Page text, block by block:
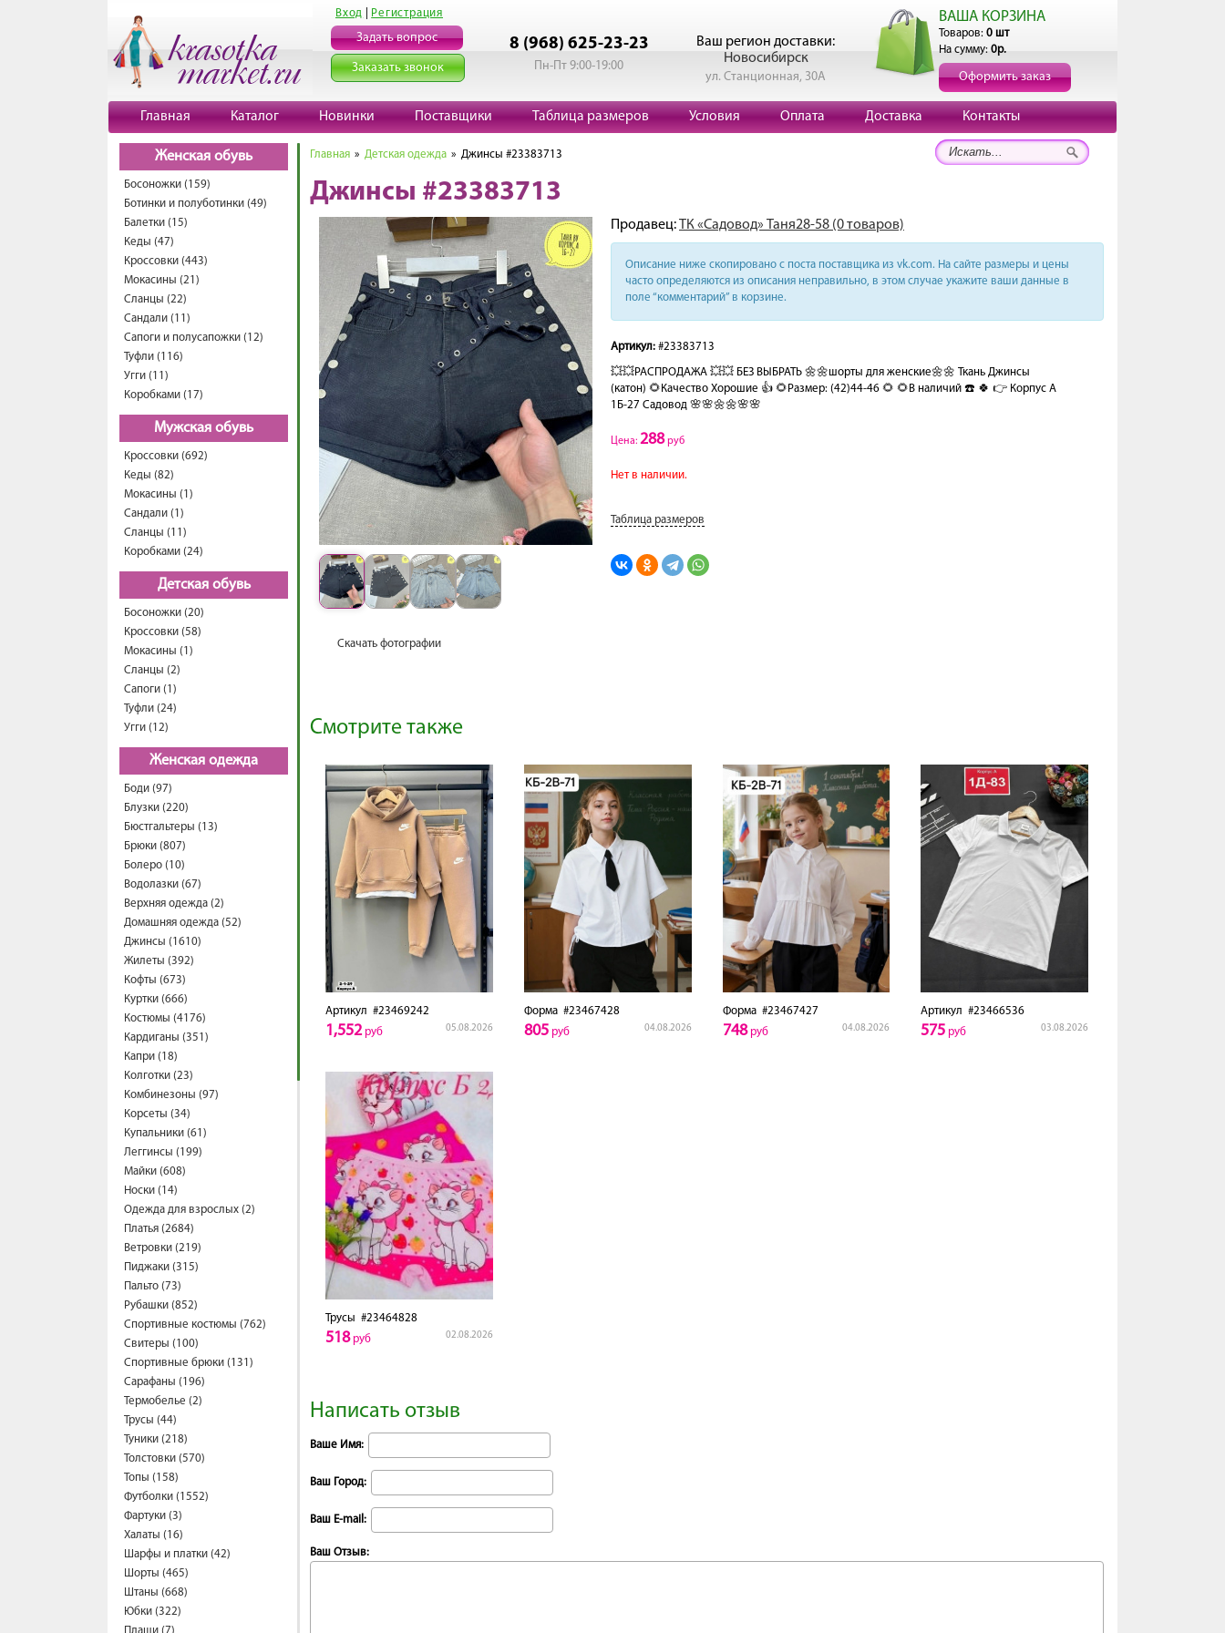
Вход Регистрация
Задать вопрос
Заказать звонок
8 (968) 625-23-23
Пн-Пт 9:00-19:00
Ваш регион доставки:
Новосибирск
ул. Станционная, 30А
ВАША КОРЗИНА
Товаров: 0 шт
На сумму: 0р.
Оформить заказ
Главная Каталог Новинки Поставщики Таблица размеров Условия Оплата Доставка Контакты
Женская обувь
Босоножки (159)
Ботинки и полуботинки (49)
Балетки (15)
Кеды (47)
Кроссовки (443)
Мокасины (21)
Сланцы (22)
Сандали (11)
Сапоги и полусапожки (12)
Туфли (116)
Угги (11)
Коробками (17)
Мужская обувь
Кроссовки (692)
Кеды (82)
Мокасины (1)
Сандали (1)
Сланцы (11)
Коробками (24)
Детская обувь
Босоножки (20)
Кроссовки (58)
Мокасины (1)
Сланцы (2)
Сапоги (1)
Туфли (24)
Угги (12)
Женская одежда
Боди (97)
Блузки (220)
Бюстгальтеры (13)
Брюки (807)
Болеро (10)
Водолазки (67)
Верхняя одежда (2)
Домашняя одежда (52)
Джинсы (1610)
Жилеты (392)
Кофты (673)
Куртки (666)
Костюмы (4176)
Кардиганы (351)
Капри (18)
Колготки (23)
Комбинезоны (97)
Корсеты (34)
Купальники (61)
Леггинсы (199)
Майки (608)
Носки (14)
Одежда для взрослых (2)
Платья (2684)
Ветровки (219)
Пиджаки (315)
Пальто (73)
Рубашки (852)
Спортивные костюмы (762)
Свитеры (100)
Спортивные брюки (131)
Сарафаны (196)
Термобелье (2)
Трусы (44)
Туники (218)
Толстовки (570)
Топы (158)
Футболки (1552)
Фартуки (3)
Халаты (16)
Шарфы и платки (42)
Шорты (465)
Штаны (668)
Юбки (322)
Главная » Детская одежда » Джинсы #23383713
Джинсы #23383713
Скачать фотографии
Продавец:ТК «Садовод» Таня28-58 (0 товаров)
Описание ниже скопировано с поста поставщика из vk.com. На сайте размеры и цены
часто определяются из описания неправильно, в этом случае укажите ваши данные в
поле “комментарий” в корзине.
Артикул: #23383713
💥💥РАСПРОДАЖА 💥💥 БЕЗ ВЫБРАТЬ 🌼🌼шорты для женские🌼🌼 Ткань Джинсы
(катон) 🌻Качество Хорошие 👍 🌻Размер: (42)44-46 🌻 🌻В наличий ☎️ 🍀 👉 Корпус А
1Б-27 Садовод 🌸🌸🌼🌼🌸🌸
Цена: 288руб
Нет в наличии.
Таблица размеров
Смотрите также
Артикул #23469242
05.08.2026
1,552руб
Форма#23467428
04.08.2026
805руб
Форма#23467427
04.08.2026
748руб
Артикул #23466536
03.08.2026
575 руб
Трусы #23464828
02.08.2026
518руб
Написать отзыв
Ваше Имя:
Ваш Город:
Ваш E-mail:
Ваш Отзыв: